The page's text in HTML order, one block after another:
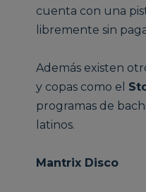
cuenta con una
libremente sin
Además existen
y copas como el
programas de
latinos.
Mantrix Disco